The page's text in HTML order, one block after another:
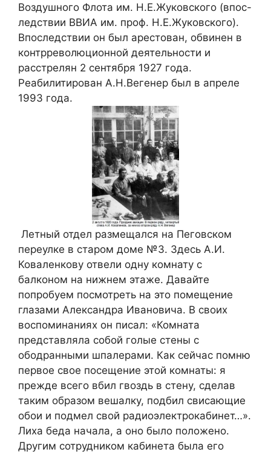
Воздушного Флота им. Н.Е.Жуковского (впос-
ледствии ВВИА им. проф. Н.Е.Жуковского).
Впоследствии он был арестован, обвинен в
контрреволюционной деятельности и
расстрелян 2 сентября 1927 года.
Реабилитирован А.Н.Вегенер был в апреле
1993 года.
Летный отдел размещался на Пеговском
переулке в старом доме №3. Здесь А.И.
Коваленкову отвели одну комнату с
балконом на нижнем этаже. Давайте
попробуем посмотреть на это помещение
глазами Александра Ивановича. В своих
воспоминаниях он писал: «Комната
представляла собой голые стены с
ободранными шпалерами. Как сейчас помню
первое свое посещение этой комнаты: я
прежде всего вбил гвоздь в стену, сделав
таким образом вешалку, подбил свисающие
обои и подмел свой радиоэлектрокабинет…».
Лиха беда начала, а оно было положено.
Другим сотрудником кабинета была его